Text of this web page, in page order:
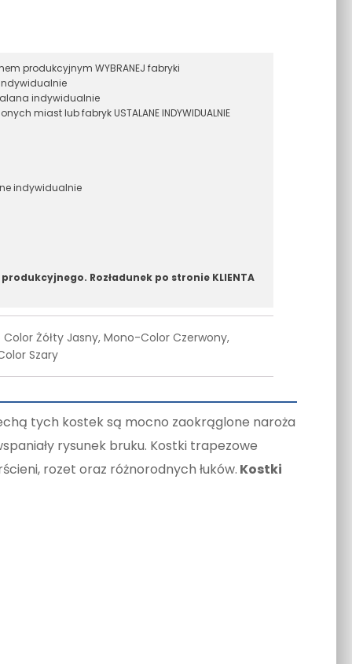
produkcyjnym WYBRANEJ fabryki
indywidualnie
miast lub fabryk USTALANE INDYWIDUALNIE
indywidualnie
Rozładunek po stronie KLIENTA
Żółty Jasny, Mono-Color Czerwony,
Szary
tych kostek są mocno zaokrąglone naroża
rysunek bruku. Kostki trapezowe
rozet oraz różnorodnych łuków. Kostki